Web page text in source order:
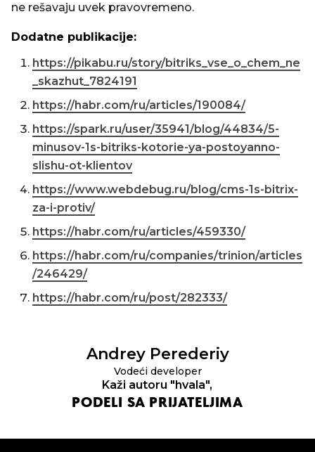
ne rešavaju uvek pravovremeno.
Dodatne publikacije:
https://pikabu.ru/story/bitriks_vse_o_chem_ne
_skazhut_7824191
https://habr.com/ru/articles/190084/
https://spark.ru/user/35941/blog/44834/5-
minusov-1s-bitriks-kotorie-ya-postoyanno-
slishu-ot-klientov
https://www.webdebug.ru/blog/cms-1s-bitrix-
za-i-protiv/
https://habr.com/ru/articles/459330/
https://habr.com/ru/companies/trinion/articles
/246429/
https://habr.com/ru/post/282333/
Andrey Perederiy
Vodeći developer
Kaži autoru "hvala",
PODELI SA PRIJATELJIMA